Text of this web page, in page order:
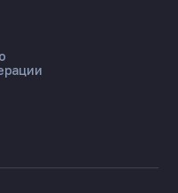
КГЭУ
комиссия